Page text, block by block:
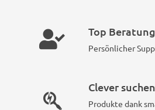
Top Beratung
Persönlicher
Clever suchen
Produkte dank